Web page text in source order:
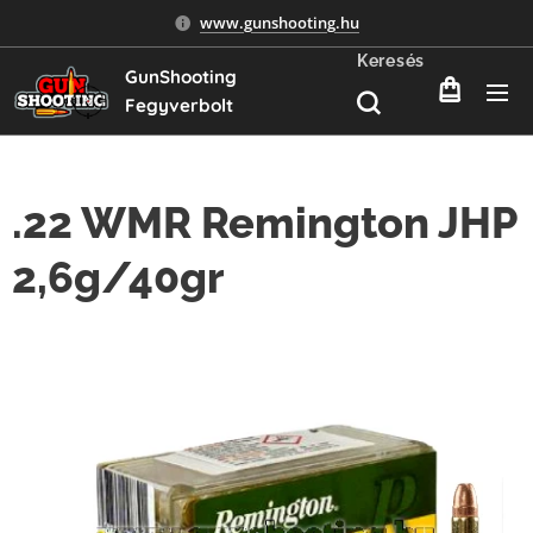
www.gunshooting.hu
GunShooting
Fegyverbolt
Keresés
.22 WMR Remington JHP
2,6g/40gr